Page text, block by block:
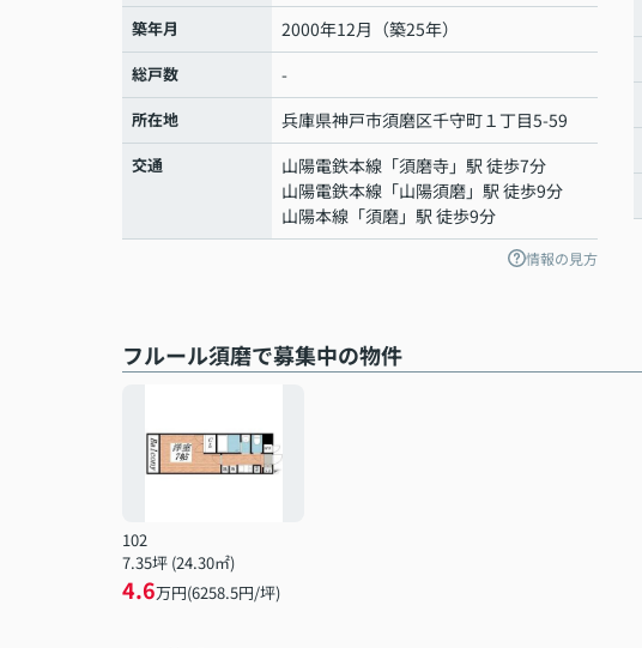
築年月 2000年12月（築25年）
総戸数 -
所在地 兵庫県神戸市須磨区千守町１丁目5-59
交通 山陽電鉄本線 「須磨寺」駅 徒歩7分
山陽電鉄本線 「山陽須磨」駅 徒歩9分
山陽本線 「須磨」駅 徒歩9分
情報の見方
フルール須磨で募集中の物件
102
7.35坪 (24.30㎡)
4.6万円(6258.5円/坪)